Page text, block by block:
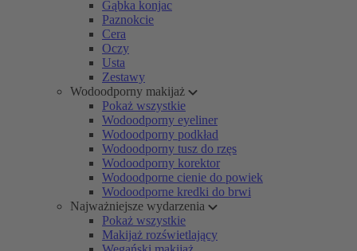
Gąbka konjac
Paznokcie
Cera
Oczy
Usta
Zestawy
Wodoodporny makijaż
Pokaż wszystkie
Wodoodporny eyeliner
Wodoodporny podkład
Wodoodporny tusz do rzęs
Wodoodporny korektor
Wodoodporne cienie do powiek
Wodoodporne kredki do brwi
Najważniejsze wydarzenia
Pokaż wszystkie
Makijaż rozświetlający